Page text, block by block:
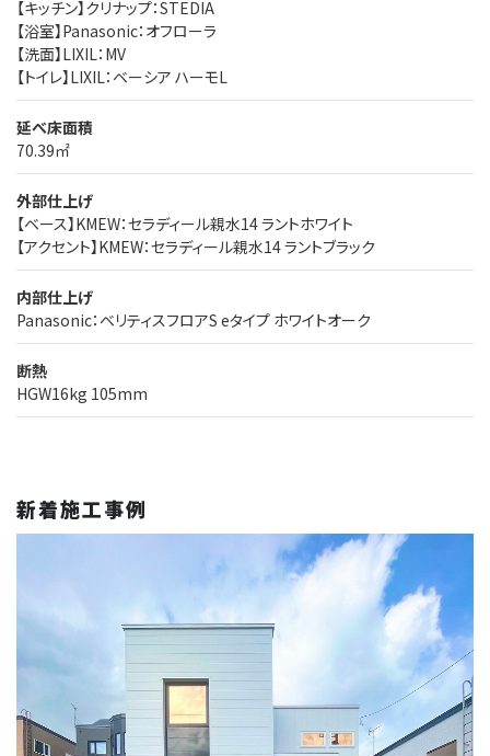
【キッチン】クリナップ：STEDIA
【浴室】Panasonic：オフローラ
【洗面】LIXIL：MV
【トイレ】LIXIL：ベーシア ハーモL
延べ床面積
70.39㎡
外部仕上げ
【ベース】KMEW：セラディール親水14 ラントホワイト
【アクセント】KMEW：セラディール親水14 ラントブラック
内部仕上げ
Panasonic：ベリティスフロアS eタイプ ホワイトオーク
断熱
HGW16kg 105mm
新着施工事例